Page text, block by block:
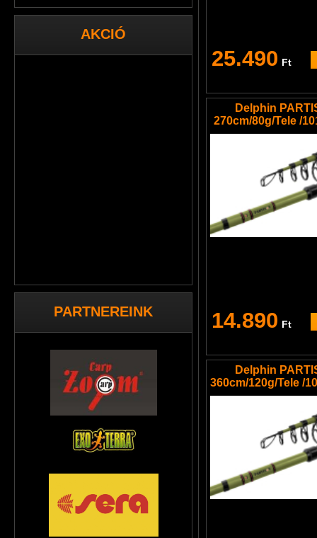
AKCIÓ
PARTNEREINK
25.490 Ft
Delphin
270cm/80g/Tele /
14.890 Ft
Delphin
360cm/120g/Tele /